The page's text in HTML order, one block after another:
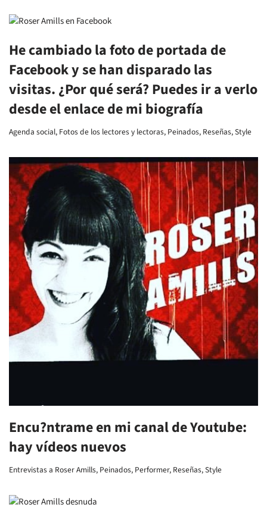
He cambiado la foto de portada de
Facebook y se han disparado las
visitas. ¿Por qué será? Puedes ir a verlo
desde el enlace de mi biografía
Agenda social, Fotos de los lectores y lectoras, Peinados, Reseñas,Style
Encu?ntrame en mi canal de Youtube:
hay vídeos nuevos
Entrevistas a Roser Amills, Peinados, Performer, Reseñas,Style